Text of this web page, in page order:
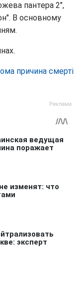
пантера 2",
В основному
причина смерті